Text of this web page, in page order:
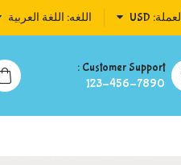
العملة: USD اللغه: اللغة العربية
Customer Support :
123-456-7890